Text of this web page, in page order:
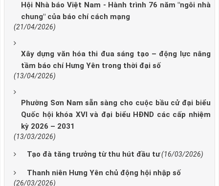
Hội Nhà báo Việt Nam - Hành trình 76 năm "ngôi nhà
chung" của báo chí cách mạng
(21/04/2026)
Xây dựng văn hóa thi đua sáng tạo – động lực nâng
tầm báo chí Hưng Yên trong thời đại số
(13/04/2026)
Phường Sơn Nam sẵn sàng cho cuộc bầu cử đại biểu
Quốc hội khóa XVI và đại biểu HĐND các cấp nhiệm
kỳ 2026 – 2031
(13/03/2026)
Tạo đà tăng trưởng từ thu hút đầu tư(16/03/2026)
Thanh niên Hưng Yên chủ động hội nhập số
(26/03/2026)